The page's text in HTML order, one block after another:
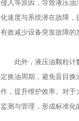
侵入等原因，导致液压油
化速度与系统潜在故障，
有效减少设备突发故障的
此外，液压油颗粒计数
定换油周期，避免盲目
作，提升维护效率。对于
监测与管理，形成标准